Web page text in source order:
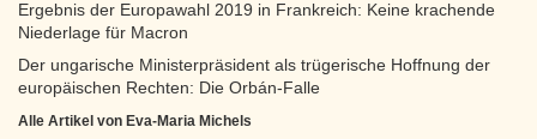
Ergebnis der Europawahl 2019 in Frankreich: Keine krachende
Niederlage für Macron
Der ungarische Ministerpräsident als trügerische Hoffnung der
europäischen Rechten: Die Orbán-Falle
Alle Artikel von Eva-Maria Michels